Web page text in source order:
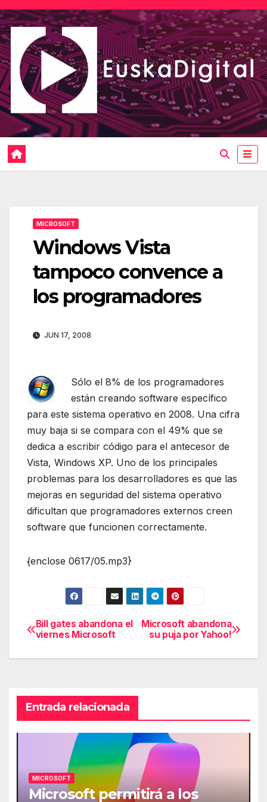
Saltar
al
contenido
MICROSOFT
Windows Vista
tampoco convence a
los programadores
JUN 17, 2008
Sólo el 8% de los programadores
están creando software específico
para este sistema operativo en 2008. Una cifra
muy baja si se compara con el 49% que se
dedica a escribir código para el antecesor de
Vista, Windows XP. Uno de los principales
problemas para los desarrolladores es que las
mejoras en seguridad del sistema operativo
dificultan que programadores externos creen
software que funcionen correctamente.
{enclose 0617/05.mp3}
Navegación
de
Microsoft abandona
su puja por Yahoo!
Bill gates abandona el
viernes Microsoft
Entrada relacionada
MICROSOFT
Microsoft permitirá a los